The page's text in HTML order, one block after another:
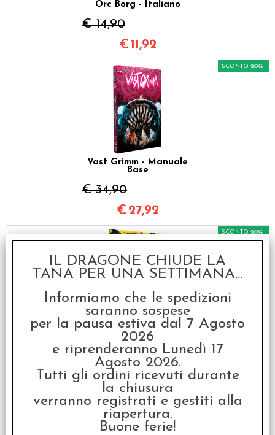
Orc Borg - Italiano
€ 14,90
€ 11,92
Vast Grimm - Manuale
Base
€ 34,90
SCONTO 20%
€ 27,92
Cy_Borg - Italiano
€ 39,90
SCONTO 20%
€31,92
I clienti che hanno acquistato questo
prodotto, hanno scelto anche questi
IL DRAGONE CHIUDE LA
TANA PER UNA SETTIMANA...
Informiamo che le spedizioni
saranno sospese
per la pausa estiva dal 7 Agosto
2026
e riprenderanno Lunedì 17
Agosto 2026.
Tutti gli ordini ricevuti durante
la chiusura
verranno registrati e gestiti alla
riapertura.
Buone ferie!